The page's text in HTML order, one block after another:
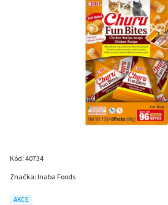
Kód:40734
AKCE
Značka: Inaba Foods